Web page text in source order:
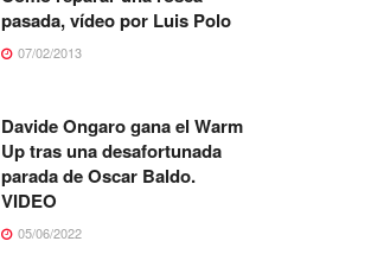
pasada, vídeo por Luis Polo
07/02/2013
Davide Ongaro gana el Warm
Up tras una desafortunada
parada de Oscar Baldo.
VIDEO
05/06/2022